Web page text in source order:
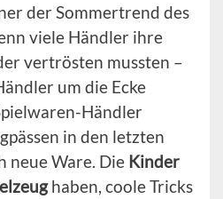
der Sommertrend des
viele Händler ihre
vertrösten mussten –
um die Ecke
Händler
in den letzten
neue Ware. Die Kinder
haben, coole Tricks